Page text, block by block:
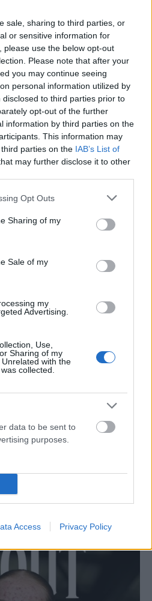
sale, sharing to third parties, or
or sensitive information for
please use the below opt-out
Please note that after your
you may continue seeing
personal information utilized by
to third parties prior to
opt-out of the further
information by third parties on the
This information may
parties on the IAB’s List of
may further disclose it to other
app uses one or more Google
behaviour. You may click to
and its third-party tags to
purposes in below Google
Opt Outs
Sharing of my
Sale of my
my
Advertising.
Use,
Sharing of my
with the
collected.
data to be sent to
purposes.
Access Privacy Policy
χαρακτήρα δικογραφία,
αξιοπρέπειας…
από υπερβολική
17 ΑΥΓΟΎΣΤΟΥ 2025
ημικωματώδη κατάσταση από
ανήλικη σε